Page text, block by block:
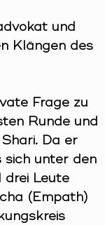
und
Klängen des
Frage zu
Runde und
Da er
sich unter den
drei Leute
(Empath)